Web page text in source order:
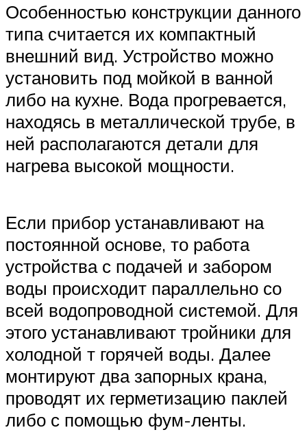
Особенностью конструкции данного
типа считается их компактный
внешний вид. Устройство можно
установить под мойкой в ванной
либо на кухне. Вода прогревается,
находясь в металлической трубе, в
ней располагаются детали для
нагрева высокой мощности.
Если прибор устанавливают на
постоянной основе, то работа
устройства с подачей и забором
воды происходит параллельно со
всей водопроводной системой. Для
этого устанавливают тройники для
холодной т горячей воды. Далее
монтируют два запорных крана,
проводят их герметизацию паклей
либо с помощью фум-ленты.